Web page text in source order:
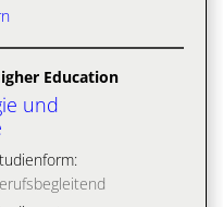
Education
und